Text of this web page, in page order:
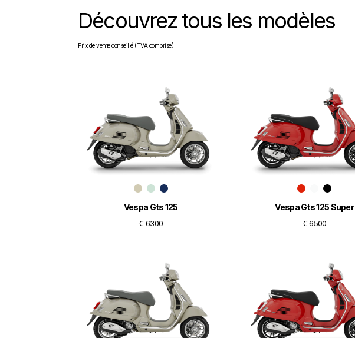
Découvrez tous les modèles
Prix de vente conseillé (TVA comprise)
Vespa Gts 125
€ 6300
Vespa Gts 125 Super
€ 6500